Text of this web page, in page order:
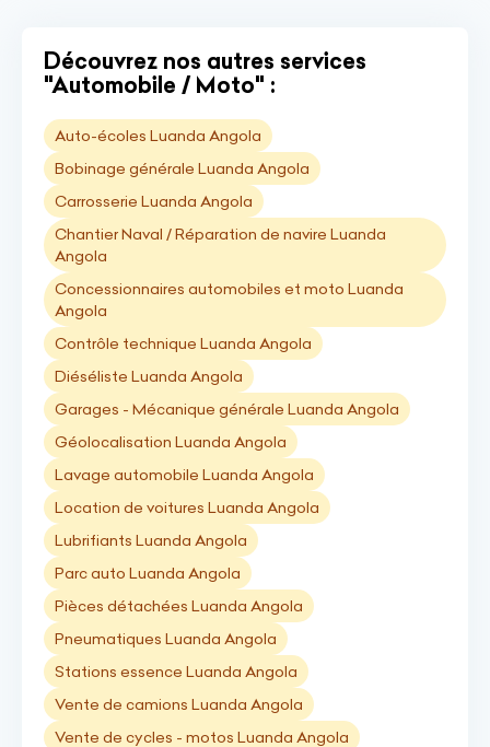
Découvrez nos autres services
"Automobile / Moto" :
Auto-écoles Luanda Angola
Bobinage générale Luanda Angola
Carrosserie Luanda Angola
Chantier Naval / Réparation de navire Luanda
Angola
Concessionnaires automobiles et moto Luanda
Angola
Contrôle technique Luanda Angola
Diéséliste Luanda Angola
Garages - Mécanique générale Luanda Angola
Géolocalisation Luanda Angola
Lavage automobile Luanda Angola
Location de voitures Luanda Angola
Lubrifiants Luanda Angola
Parc auto Luanda Angola
Pièces détachées Luanda Angola
Pneumatiques Luanda Angola
Stations essence Luanda Angola
Vente de camions Luanda Angola
Vente de cycles - motos Luanda Angola